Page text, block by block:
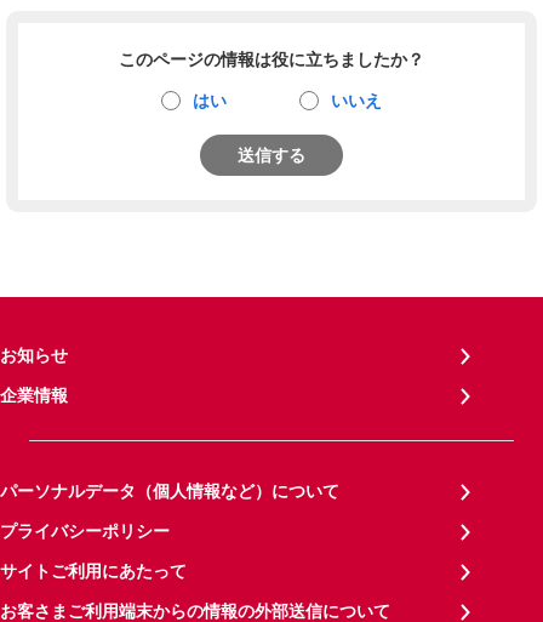
このページの情報は役に立ちましたか？
はい いいえ
送信する
お知らせ
企業情報
パーソナルデータ（個人情報など）について
プライバシーポリシー
サイトご利用にあたって
お客さまご利用端末からの情報の外部送信について